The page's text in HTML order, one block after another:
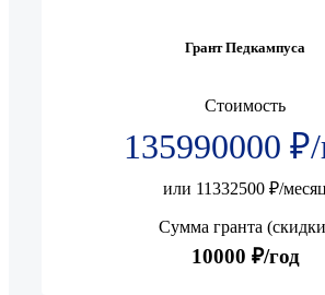
Грант Педкампуса
Стоимость
135990000 ₽/
или 11332500 ₽/месяц
Сумма гранта
10000 ₽/год